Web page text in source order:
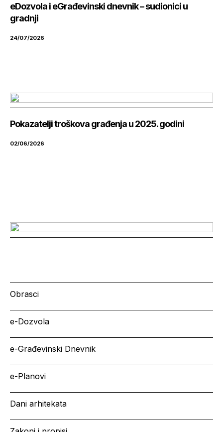
eDozvola i eGrađevinski dnevnik – sudionici u
gradnji
24/07/2026
Pokazatelji troškova građenja u 2025. godini
02/06/2026
Obrasci
e-Dozvola
e-Građevinski Dnevnik
e-Planovi
Dani arhitekata